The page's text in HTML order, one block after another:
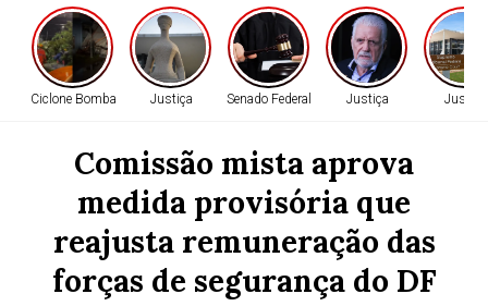
Ciclone Bomba Justiça Senado Federal Justiça Justiça
Comissão mista aprova
medida provisória que
reajusta remuneração das
forças de segurança do DF